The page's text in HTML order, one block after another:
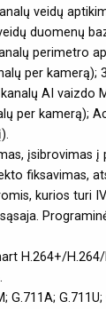
veidų
duomenų
perimetro
per kamerą);
AI vaizdo
per kamerą);
įsibrovimas į
fiksavimas,
kurios turi
H.264+/
G.711A; G.711U;